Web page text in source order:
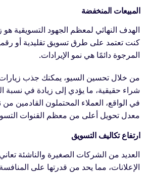
المبيعات المنخفضة
الهدف النهائي لمعظم الجهود التسويقية هو
كنت تعتمد على طرق تسويق تقليدية أو
المرجوة دائمًا هي نمو الإيرادات.
من خلال تحسين السيو، يمكنك جذب زيارات
شراء حقيقية، ما يؤدي إلى زيادة في نسبة
في الواقع، العملاء المحتملون القادمين من
معدل تحويل أعلى من معظم القنوات
ارتفاع تكاليف التسويق
العديد من الشركات الصغيرة والناشئة
الإعلانات، مما يحد من قدرتها على